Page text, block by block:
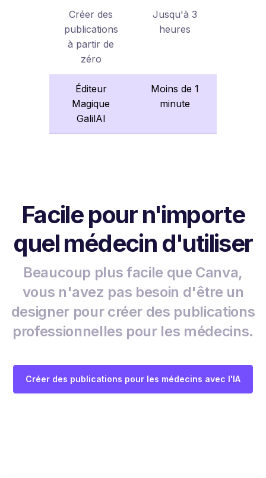
Créer des
publications
à partir de
zéro
Jusqu'à 3
heures
Éditeur
Magique
GalilAI
Moins de 1
minute
Facile pour n'importe
quel médecin d'utiliser
Beaucoup plus facile que Canva,
vous n'avez pas besoin d'être un
designer pour créer des publications
professionnelles pour les médecins.
Créer des publications pour les médecins avec l'IA